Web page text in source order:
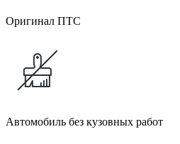
Оригинал ПТС
Автомобиль без кузовных работ